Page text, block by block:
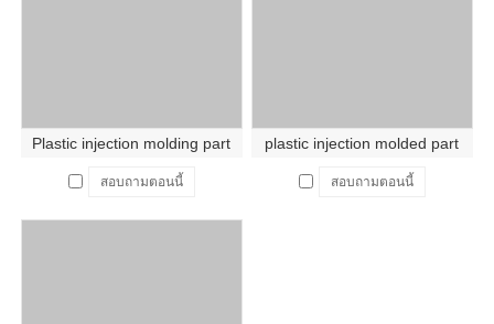
Plastic injection molding part
สอบถามตอนนี้
plastic injection molded part
สอบถามตอนนี้